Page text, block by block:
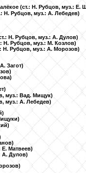
(ст.: Н. Рубцов, муз.: Е.
Н. Рубцов, муз.: А. Лебедев)
Н. Рубцов, муз.: А. Дулов)
Н. Рубцов, муз.: М. Козлов)
Н. Рубцов, муз.: А. Морозов)
Загот)
муз.: Вад. Мищук)
муз.: А. Лебедев)
Е. Матвеев)
А. Дулов)